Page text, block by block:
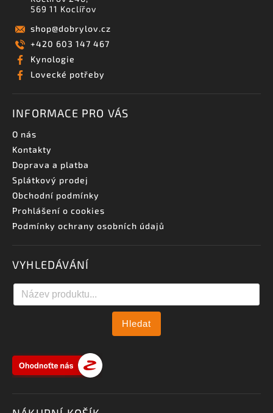
569 11 Koclířov
shop@dobrylov.cz
+420 603 147 467
Kynologie
Lovecké potřeby
INFORMACE PRO VÁS
O nás
Kontakty
Doprava a platba
Splátkový prodej
Obchodní podmínky
Prohlášení o cookies
Podmínky ochrany osobních údajů
VYHLEDÁVÁNÍ
Hledat